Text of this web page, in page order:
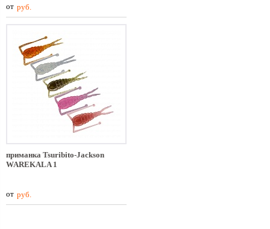
от руб.
приманка Tsuribito-Jackson
WAREKALA 1
от руб.